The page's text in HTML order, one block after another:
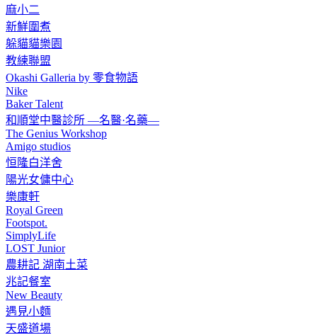
麻小二
新鮮圍煮
躲貓貓樂園
教練聯盟
Okashi Galleria by 零食物語
Nike
Baker Talent
和順堂中醫診所 —名醫·名藥—
The Genius Workshop
Amigo studios
恒隆白洋舍
陽光女傭中心
樂康軒
Royal Green
Footspot.
SimplyLife
LOST Junior
農耕記 湖南土菜
兆記餐室
New Beauty
遇見小麵
天盛道場